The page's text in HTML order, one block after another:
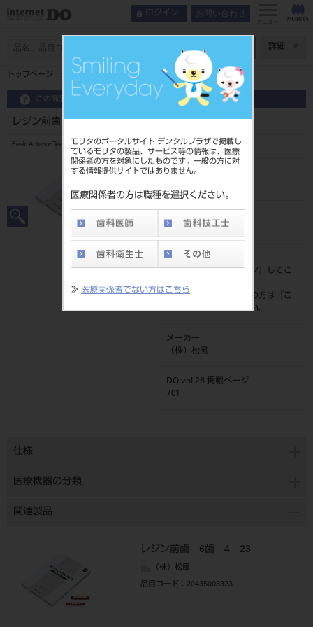
モリタのポータルサイト デンタルプラザで掲載し
ているモリタの製品、サービス等の情報は、医療
関係者の方を対象にしたものです。一般の方に対
する情報提供サイトではありません。
医療関係者の方は職種を選択ください。
≫ 医療関係者でない方はこちら
ログイン お問い合わせ
メニュー
詳細
トップページ レジン前歯 6歯 A1 516
この商品に関するお問い合わせ
レジン前歯 6歯 A1 516
Resin Anterior Teeth
品目コード
4548162142245
標準価格
価格の確認は『ログイン
』してご
ネット会員登録がまだの方は『
こ
ちら』より登録ください。
メーカー
（株）松風
DO vol.26 掲載ページ
701
仕様
医療機器の分類
関連製品
レジン前歯 6歯 4 23
（株）松風
品目コード ：20435003323